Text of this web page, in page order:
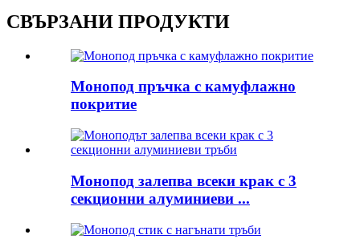
СВЪРЗАНИ ПРОДУКТИ
Монопод пръчка с камуфлажно
покритие
Монопод залепва всеки крак с 3
секционни алуминиеви ...